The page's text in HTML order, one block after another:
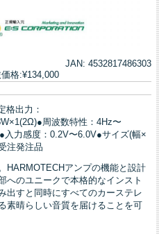
JAN: 4532817486303
格:¥134,000
格出力：
周波数特性：4Hz〜
入力感度：0.2V〜6.0V●サイズ(幅×
注発注品
HARMOTECHアンプの機能と設計
へのユニークで本格的なインスト
出すと同時にすべてのカーステレ
素晴らしい音質を届けることを可